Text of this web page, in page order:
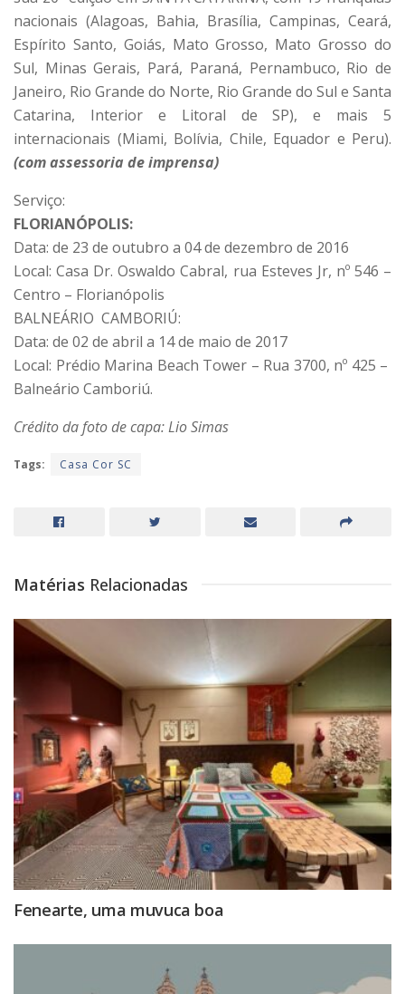
nacionais (Alagoas, Bahia, Brasília, Campinas, Ceará,
Espírito Santo, Goiás, Mato Grosso, Mato Grosso do
Sul, Minas Gerais, Pará, Paraná, Pernambuco, Rio de
Janeiro, Rio Grande do Norte, Rio Grande do Sul e Santa
Catarina, Interior e Litoral de SP), e mais 5
internacionais (Miami, Bolívia, Chile, Equador e Peru).
(com assessoria de imprensa)
Serviço:
FLORIANÓPOLIS:
Data: de 23 de outubro a 04 de dezembro de 2016
Local: Casa Dr. Oswaldo Cabral, rua Esteves Jr, nº 546 –
Centro – Florianópolis
BALNEÁRIO CAMBORIÚ:
Data: de 02 de abril a 14 de maio de 2017
Local: Prédio Marina Beach Tower – Rua 3700, nº 425 –
Balneário Camboriú.
Crédito da foto de capa: Lio Simas
Tags: Casa Cor SC
Matérias Relacionadas
Fenearte, uma muvuca boa